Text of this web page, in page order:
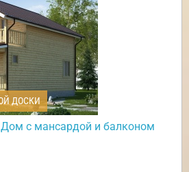
ДОСКИ
с мансардой и балконом